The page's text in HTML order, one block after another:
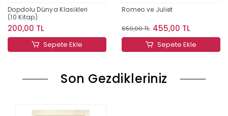
Dopdolu Dünya Klasikleri
(10 Kitap)
200,00 TL
Sepete Ekle
Romeo ve Juliet
650,00 TL 455,00 TL
Sepete Ekle
Son Gezdikleriniz